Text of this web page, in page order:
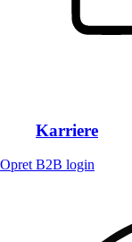
Karriere
Opret B2B login